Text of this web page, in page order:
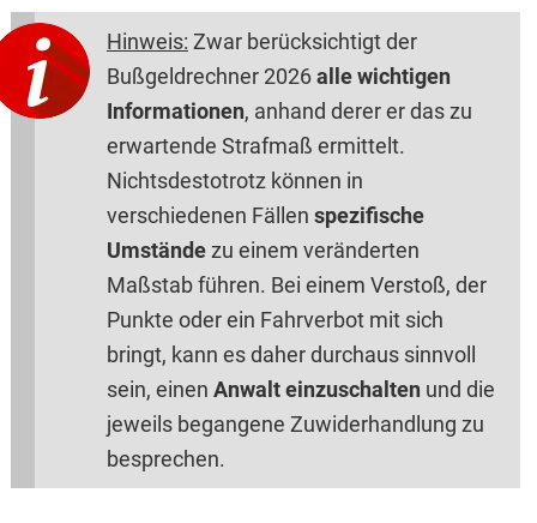
Hinweis: Zwar berücksichtigt der
Bußgeldrechner 2026alle wichtigen
Informationen, anhand derer er das zu
erwartende Strafmaß ermittelt.
Nichtsdestotrotz können in
verschiedenen Fällen spezifische
Umständezu einem veränderten
Maßstab führen. Bei einem Verstoß, der
Punkte oder ein Fahrverbot mit sich
bringt, kann es daher durchaus sinnvoll
sein, einen Anwalt einzuschalten und die
jeweils begangene Zuwiderhandlung zu
besprechen.